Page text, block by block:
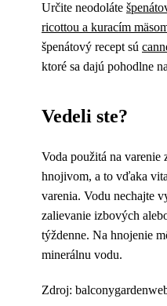
Určite neodoláte
ricottou a kuracím
špenátový recept sú
ktoré sa dajú pohodlne
Vedeli ste?
Voda použitá na
hnojivom, a to vďaka
varenia. Vodu nechajte
zalievanie izbových
týždenne. Na hnojenie
minerálnu vodu.
Zdroj: